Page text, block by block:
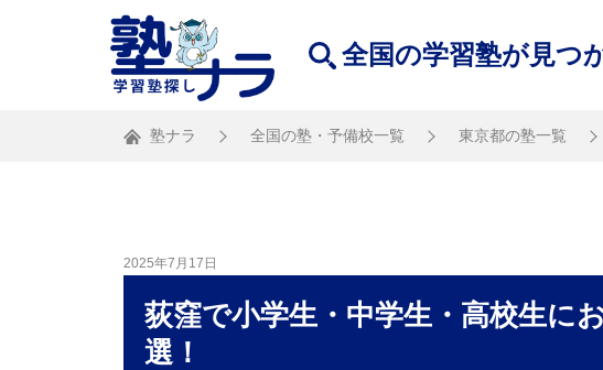
全国の学習塾が見つ
塾ナラ 全国の塾・予備校一覧 東京都の塾一覧
2025年7月17日
荻窪で小学生・中学生・高校生に
選！